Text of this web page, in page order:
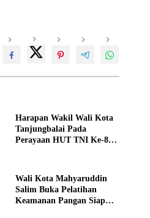
Harapan Wakil Wali Kota
Tanjungbalai Pada
Perayaan HUT TNI Ke-80
dan Bersinergi Dengan
Pemerintah Daerah
Wali Kota Mahyaruddin
Salim Buka Pelatihan
Keamanan Pangan Siap